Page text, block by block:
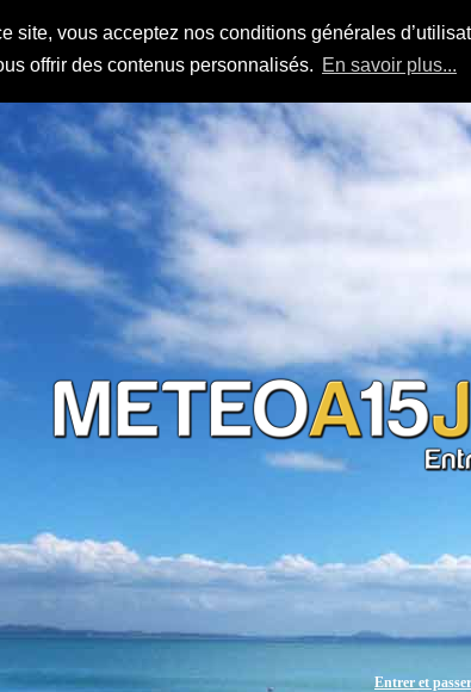
site, vous acceptez nos conditions générales
offrir des contenus personnalisés. En savoir plus...
Entrer et